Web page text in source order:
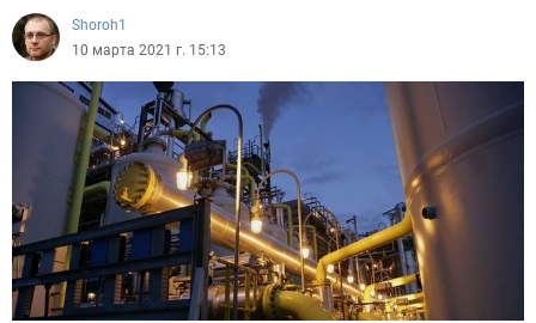
Shoroh1
10 марта 2021 г. 15:13